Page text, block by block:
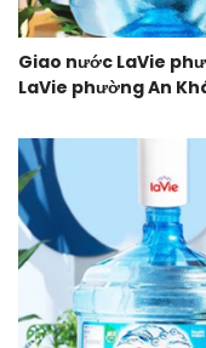
Giao nước LaVie
LaVie phường An